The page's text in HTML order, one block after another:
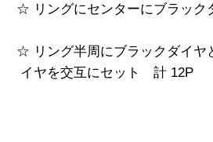
☆ リングにセンターにブラック
☆ リング半周にブラックダイヤ
イヤを交互にセット 計 12P